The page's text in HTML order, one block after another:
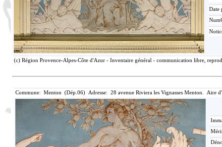
Date
(c) Région Provence-Alpes-Côte d'Azur - Inventaire général - communication libre,
Commune: Menton (Dép.06) Adresse: 28 avenue Riviera les Vignasses Menton. Aire